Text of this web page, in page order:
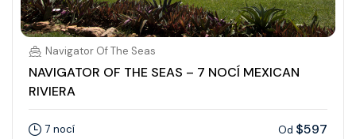
Navigator Of The Seas
NAVIGATOR OF THE SEAS – 7 NOCÍ MEXICAN
RIVIERA
7 nocí Od $597